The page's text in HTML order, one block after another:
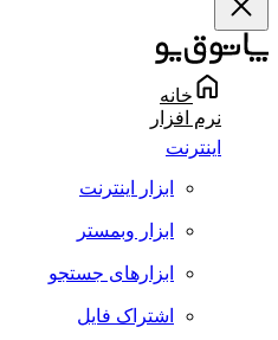
خانه
نرم افزار
اینترنت
ابزار اینترنت
ابزار وبمستر
ابزارهای جستجو
اشتراک فایل